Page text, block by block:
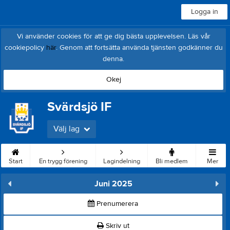
Logga in
Vi använder cookies för att ge dig bästa upplevelsen. Läs vår
cookiepolicy här. Genom att fortsätta använda tjänsten godkänner du
denna.
Okej
Svärdsjö IF
Välj lag
Start En trygg förening Lagindelning Bli medlem Mer
Juni 2025
Prenumerera
Skriv ut